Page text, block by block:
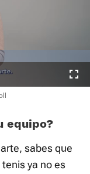
equipo?
sabes que
ya no es